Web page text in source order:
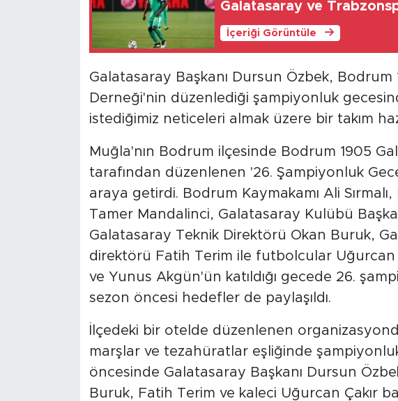
Galatasaray ve
İçeriği Görüntüle
Galatasaray Başkanı Dursun Özbek, Bodrum
Derneği'nin düzenlediği şampiyonluk
istediğimiz neticeleri almak üzere bir takım
Muğla'nın Bodrum ilçesinde Bodrum 1905
tarafından düzenlenen '26. Şampiyonluk
araya getirdi. Bodrum Kaymakamı Ali
Tamer Mandalinci, Galatasaray Kulübü
Galatasaray Teknik Direktörü Okan Buruk,
direktörü Fatih Terim ile futbolcular Uğurcan
ve Yunus Akgün'ün katıldığı gecede 26.
sezon öncesi hedefler de paylaşıldı.
İlçedeki bir otelde düzenlenen
marşlar ve tezahüratlar eşliğinde
öncesinde Galatasaray Başkanı Dursun
Buruk, Fatih Terim ve kaleci Uğurcan Çakır